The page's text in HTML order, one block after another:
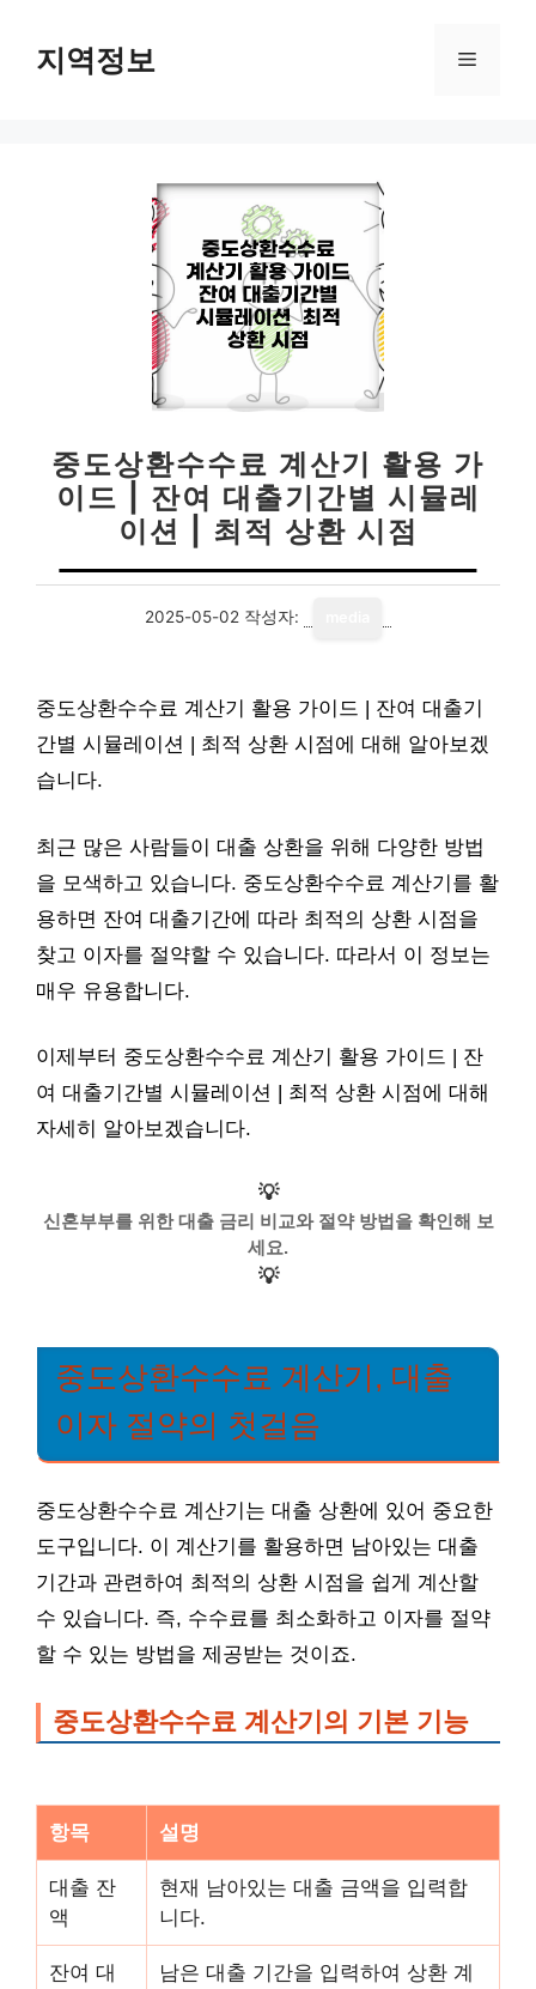
지역정보 메
중도상환수수료 계산기 활용 가
이드 | 잔여 대출기간별 시뮬레
이션 | 최적 상환 시점
2025-05-02 작성자:
중도상환수수료 계산기 활용 가이드 | 잔여 대출기
간별 시뮬레이션 | 최적 상환 시점에 대해 알아보겠
습니다.
최근 많은 사람들이 대출 상환을 위해 다양한 방법
을 모색하고 있습니다. 중도상환수수료 계산기를 활
용하면 잔여 대출기간에 따라 최적의 상환 시점을
찾고 이자를 절약할 수 있습니다. 따라서 이 정보는
매우 유용합니다.
이제부터 중도상환수수료 계산기 활용 가이드 | 잔
여 대출기간별 시뮬레이션 | 최적 상환 시점에 대해
자세히 알아보겠습니다.
💡
신혼부부를 위한 대출 금리 비교와 절약 방법을 확인해 보
세요.
💡
중도상환수수료 계산기, 대출
이자 절약의 첫걸음
중도상환수수료 계산기는 대출 상환에 있어 중요한
도구입니다. 이 계산기를 활용하면 남아있는 대출
기간과 관련하여 최적의 상환 시점을 쉽게 계산할
수 있습니다. 즉, 수수료를 최소화하고 이자를 절약
할 수 있는 방법을 제공받는 것이죠.
중도상환수수료 계산기의 기본 기능
항목 설명
대출 잔
액
현재 남아있는 대출 금액을 입력합
니다.
잔여 대
남은 대출 기간을 입력하여 상환 계